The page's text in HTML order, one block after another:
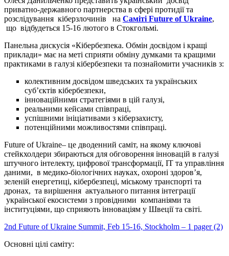
приватно-державного партнерства в сфері протидії та
розслідування кіберзлочинів на Саміті Future of Ukraine,
що відбудеться 15-16 лютого в Стокгольмі.
Панельна дискусія «Кібербезпека. Обмін досвідом і кращі
приклади» має на меті сприяти обміну думками та кращими
практиками в галузі кібербезпеки та познайомити учасників з:
колективним досвідом шведських та українських
суб’єктів кібербезпеки,
інноваційними стратегіями в цій галузі,
реальними кейсами співпраці,
успішними ініціативами з кіберзахисту,
потенційними можливостями співпраці.
Future of Ukraine– це дводенний саміт, на якому ключові
стейкхолдери збираються для обговорення інновацій в галузі
штучного інтелекту, цифрової трансформації, ІТ та управління
даними, в медико-біологічних науках, охороні здоров’я,
зеленій енергетиці, кібербезпеці, міському транспорті та
дронах, та вирішення актуального питання інтеграції
української екосистеми з провідними компаніями та
інституціями, що сприяють інноваціям у Швеції та світі.
2nd Future of Ukraine Summit, Feb 15-16, Stockholm – 1 pager (2)
Основні цілі саміту: